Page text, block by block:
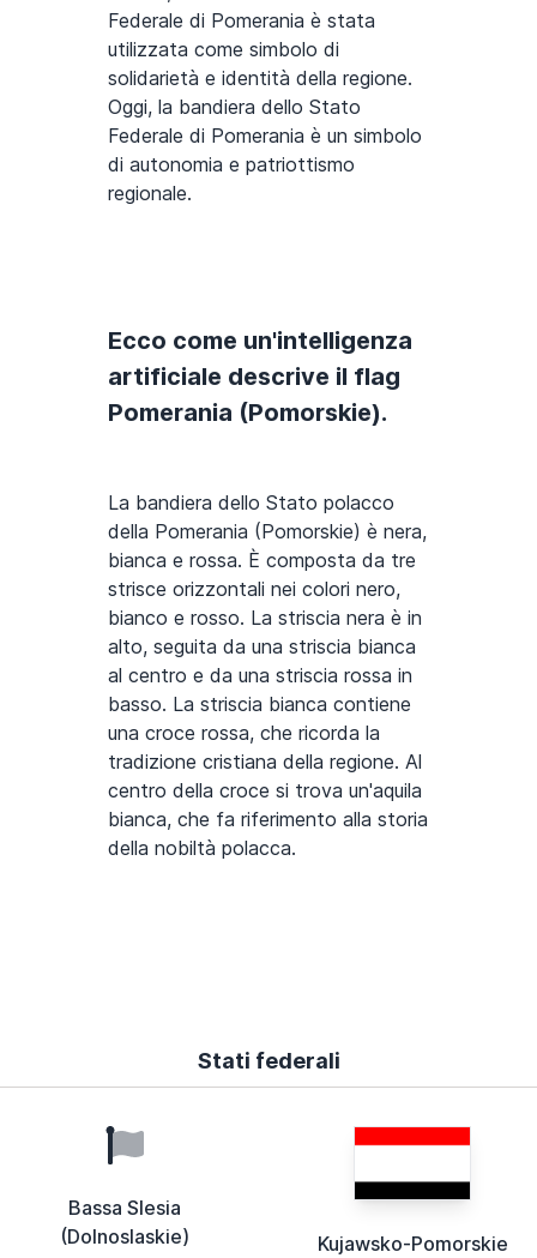
Federale di Pomerania è stata
utilizzata come simbolo di
solidarietà e identità della regione.
Oggi, la bandiera dello Stato
Federale di Pomerania è un simbolo
di autonomia e patriottismo
regionale.
Ecco come un'intelligenza
artificiale descrive il flag
Pomerania (Pomorskie).
La bandiera dello Stato polacco
della Pomerania (Pomorskie) è nera,
bianca e rossa. È composta da tre
strisce orizzontali nei colori nero,
bianco e rosso. La striscia nera è in
alto, seguita da una striscia bianca
al centro e da una striscia rossa in
basso. La striscia bianca contiene
una croce rossa, che ricorda la
tradizione cristiana della regione. Al
centro della croce si trova un'aquila
bianca, che fa riferimento alla storia
della nobiltà polacca.
Stati federali
Bassa Slesia
(Dolnoslaskie)
Kujawsko-Pomorskie